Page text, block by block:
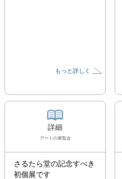
もっと詳しく
詳細
アート の展覧会
さるたら堂の記念すべき
初個展です